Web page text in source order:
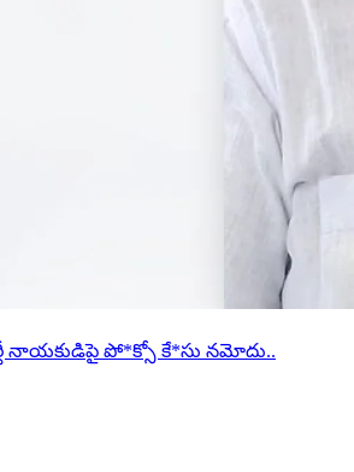
నాయకుడిపై పో*క్సో కే*సు నమోదు..